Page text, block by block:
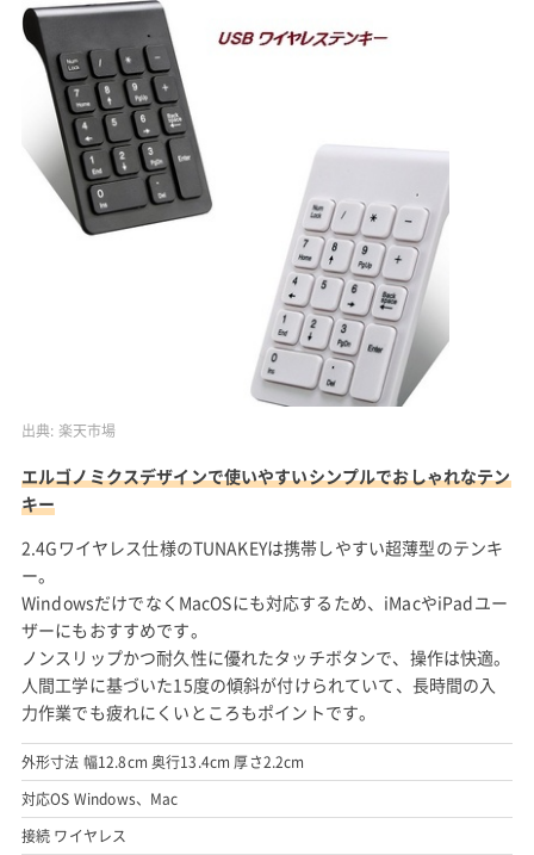
出典: 楽天市場
エルゴノミクスデザインで使いやすいシンプルでおしゃれなテン
キー
2.4Gワイヤレス仕様のTUNAKEYは携帯しやすい超薄型のテンキ
ー。
WindowsだけでなくMacOSにも対応するため、iMacやiPadユー
ザーにもおすすめです。
ノンスリップかつ耐久性に優れたタッチボタンで、操作は快適。
人間工学に基づいた15度の傾斜が付けられていて、長時間の入
力作業でも疲れにくいところもポイントです。
外形寸法 幅12.8cm 奥行13.4cm 厚さ2.2cm
対応OS Windows、Mac
接続 ワイヤレス